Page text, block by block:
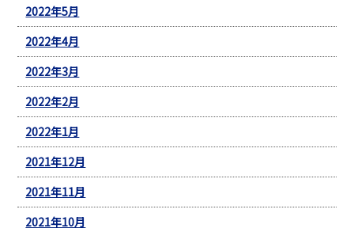
2022年5月
2022年4月
2022年3月
2022年2月
2022年1月
2021年12月
2021年11月
2021年10月